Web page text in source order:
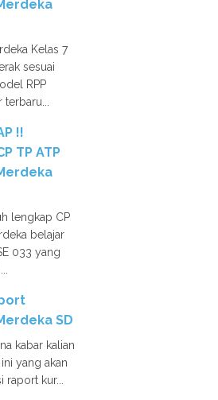
Kelas 7
sesuai
RPP
!!
TP ATP
lengkap CP
belajar
033 yang
SD
kabar kalian
yang akan
kur...